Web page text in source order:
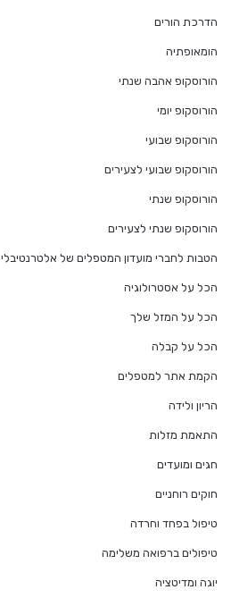
הדרכת הורים
הומאופתיה
הורוסקופ אהבה שנתי
הורוסקופ יומי
הורוסקופ שבועי
הורוסקופ שבועי לצעירים
הורוסקופ שנתי
הורוסקופ שנתי לצעירים
הטבות לחברי מועדון המטפלים של אלטרנטיבלי
הכל על אסטרולוגיה
הכל על המזל שלך
הכל על קבלה
הקמת אתר למטפלים
הריון ולידה
התאמת מזלות
חגים ומועדים
חוקים רוחניים
טיפול בפחד וחרדה
טיפולים ברפואה משלימה
יוגה ומדיטציה